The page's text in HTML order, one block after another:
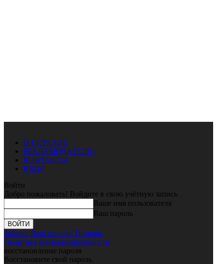
О ПОРТАЛЕ
РЕКЛАМОДАТЕЛЮ
КОНТАКТЫ
ВХОД
Войти
Добро пожаловать! Войдите в свою учётную запись
Ваше имя пользователя
Ваш пароль
Забыли Ваш пароль? Помощь
Политика конфиденциальности
восстановление пароля
Восстановите свой пароль